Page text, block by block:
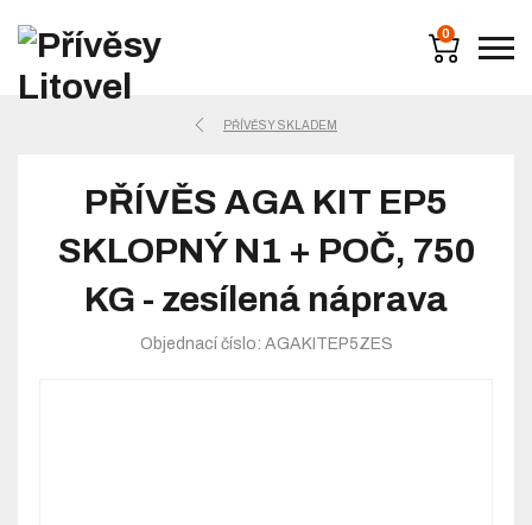
0
PŘÍVĚSY SKLADEM
PŘÍVĚS AGA KIT EP5
SKLOPNÝ N1 + POČ, 750
KG - zesílená náprava
Objednací číslo: AGAKITEP5ZES